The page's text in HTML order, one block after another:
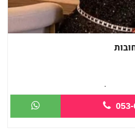
כל סוגי העיסוי...